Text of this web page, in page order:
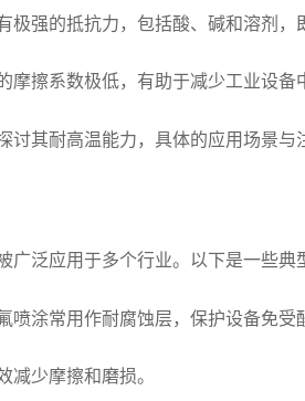
极强的抵抗力，包括酸、碱和溶剂，
擦系数极低，有助于减少工业设备
讨其耐高温能力，具体的应用场景与
广泛应用于多个行业。以下是一些典
涂常用作耐腐蚀层，保护设备免受
减少摩擦和磨损。